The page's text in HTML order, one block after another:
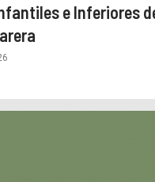
e Inferiores